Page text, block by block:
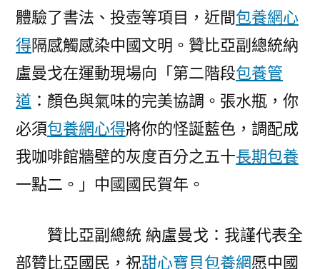
體驗了書法、投壺等項目，近間包養網心
得隔感觸感染中國文明。贊比亞副總統納
盧曼戈在運動現場向「第二階段包養管
道 ：顏色與氣味的完美協調。張水瓶，你
必須包養網心得將你的怪誕藍色，調配成
我咖啡館牆壁的灰度百分之五十長期包養
一點二。」中國國民賀年。
贊比亞副總統 納盧曼戈：我謹代表全
部贊比亞國民，祝甜心寶貝包養網愿中國